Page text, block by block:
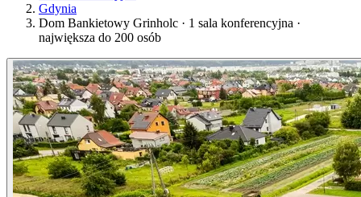
Gdynia
Dom Bankietowy Grinholc · 1 sala konferencyjna ·
największa do 200 osób